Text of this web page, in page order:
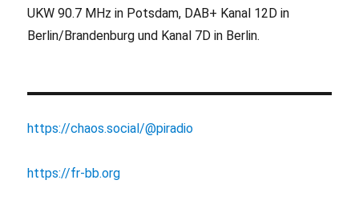
UKW 90.7 MHz in Potsdam, DAB+ Kanal 12D in
Berlin/Brandenburg und Kanal 7D in Berlin.
https://chaos.social/@piradio
https://fr-bb.org